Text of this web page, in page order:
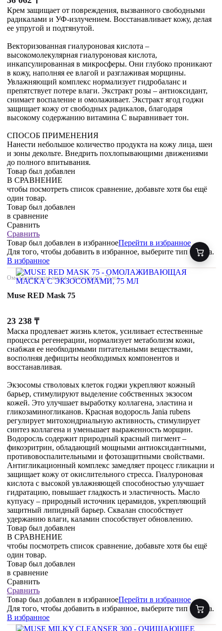
Крем защищает от повреждения, вызванного свободными
радикалами и УФ-излучением. Восстанавливает кожу, делая
ее упругой и подтянутой.
Векторизованная гиалуроновая кислота –
высокомолекулярная гиалуроновая кислота,
инкапсулированная в микросферы. Они глубоко проникают
в кожу, наполняя ее влагой и разглаживая морщины.
Увлажняющий комплекс нормализует гидробаланс и
препятствует потере влаги. Экстракт розы – антиоксидант,
снимает воспаление и омолаживает. Экстракт ягод годжи
защищает кожу от свободных радикалов, благодаря
высокому содержанию витамина С выравнивает тон.
СПОСОБ ПРИМЕНЕНИЯ
Нанести небольшое количество продукта на кожу лица, шеи
и зоны декольте. Внедрить похлопывающими движениями
до полного впитывания.
Товар был добавлен
В СРАВНЕНИЕ
чтобы посмотреть список сравнение, добавьте хотя бы ещё
один товар.
Товар был добавлен
в сравнение
Сравнить
Сравнить
Товар был добавлен в избранноеПерейти в избранное
Для того, чтобы добавить в избранное, выберите тип товара.
В избранное
Омолаживающая маска с экзосомами, 75 мл
Muse RED Mask 75
23 238 ₸
Маска продлевает жизнь клеток, усиливает естественные
процессы регенерации, нормализует метаболизм кожи,
снабжая ее необходимыми питательными веществами,
восполняя дефициты необходимых компонентов и
восстанавливая.
Экзосомы стволовых клеток годжи укрепляют кожный
барьер, стимулируют выделение собственных экзосом
кожей. Это улучшает выработку коллагена, эластина и
гликозаминогликанов. Красная водоросль Jania rubens
регулирует митохондриальную активность, стимулирует
синтез коллагена и уменьшает выраженность морщин.
Водоросль содержит природный красный пигмент –
фикоэритрин, обладающий мощными антиоксидантными,
противовоспалительными и фотозащитными свойствами.
Антигликационный комплекс замедляет процесс гликации и
защищает кожу от окислительного стресса. Гиалуроновая
кислота с высокой увлажняющей способностью улучшает
гидратацию, повышает гладкость и эластичность. Масло
купуасу – природный источник церамидов, укрепляющий
защитный липидный барьер. Сквалан способствует
удержанию влаги, каламин способствует обновлению.
Товар был добавлен
В СРАВНЕНИЕ
чтобы посмотреть список сравнение, добавьте хотя бы ещё
один товар.
Товар был добавлен
в сравнение
Сравнить
Сравнить
Товар был добавлен в избранноеПерейти в избранное
Для того, чтобы добавить в избранное, выберите тип товара.
В избранное